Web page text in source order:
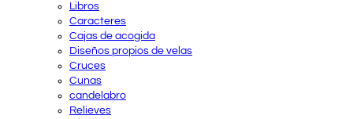
Libros
Caracteres
Cajas de acogida
Diseños propios de velas
Cruces
Cunas
candelabro
Relieves